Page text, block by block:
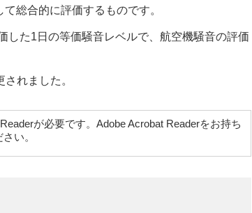
総合的に評価するものです。
した1日の等価騒音レベルで、航空機騒音の評価
れました。
が必要です。Adobe Acrobat Readerをお持ち
い。